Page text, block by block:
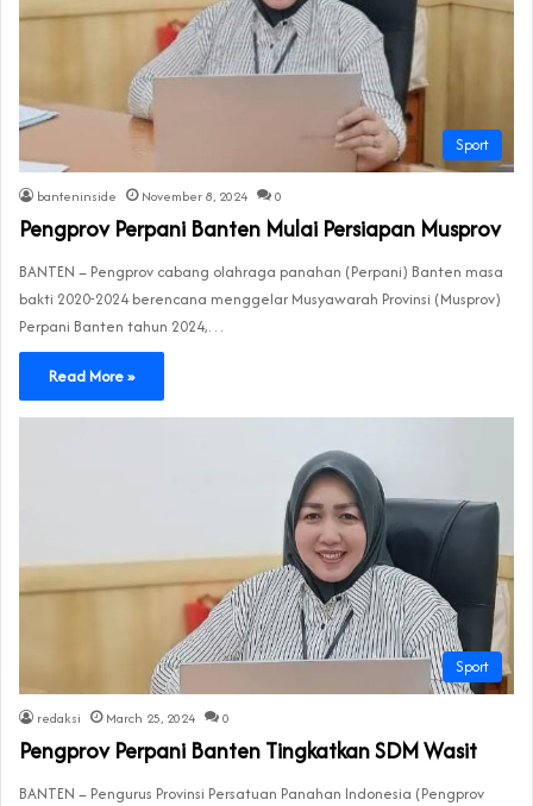
Sport
banteninside November 8, 2024 0
Pengprov Perpani Banten Mulai Persiapan Musprov
BANTEN – Pengprov cabang olahraga panahan (Perpani) Banten masa
bakti 2020-2024 berencana menggelar Musyawarah Provinsi (Musprov)
Perpani Banten tahun 2024,…
Read More »
Sport
redaksi March 25, 2024 0
Pengprov Perpani Banten Tingkatkan SDM Wasit
BANTEN – Pengurus Provinsi Persatuan Panahan Indonesia (Pengprov